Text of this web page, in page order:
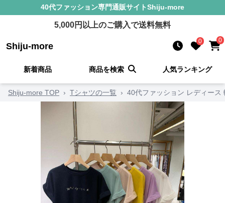
40代ファッション専門通販サイトShiju-more
5,000円以上のご購入で送料無料
Shiju-more 0 0
新着商品 商品を検索 人気ランキング
Shiju-more TOP › Tシャツの一覧 › 40代ファッション レディース